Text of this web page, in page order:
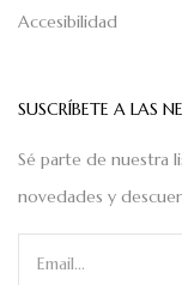
Accesibilidad
SUSCRÍBETE A LAS
Sé parte de nuestra
novedades y